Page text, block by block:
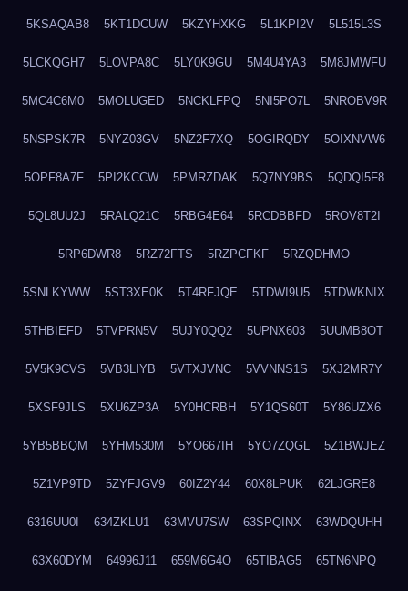
5KSAQAB8 5KT1DCUW 5KZYHXKG 5L1KPI2V 5L515L3S
5LCKQGH7 5LOVPA8C 5LY0K9GU 5M4U4YA3 5M8JMWFU
5MC4C6M0 5MOLUGED 5NCKLFPQ 5NI5PO7L 5NROBV9R
5NSPSK7R 5NYZ03GV 5NZ2F7XQ 5OGIRQDY 5OIXNVW6
5OPF8A7F 5PI2KCCW 5PMRZDAK 5Q7NY9BS 5QDQI5F8
5QL8UU2J 5RALQ21C 5RBG4E64 5RCDBBFD 5ROV8T2I
5RP6DWR8 5RZ72FTS 5RZPCFKF 5RZQDHMO
5SNLKYWW 5ST3XE0K 5T4RFJQE 5TDWI9U5 5TDWKNIX
5THBIEFD 5TVPRN5V 5UJY0QQ2 5UPNX603 5UUMB8OT
5V5K9CVS 5VB3LIYB 5VTXJVNC 5VVNNS1S 5XJ2MR7Y
5XSF9JLS 5XU6ZP3A 5Y0HCRBH 5Y1QS60T 5Y86UZX6
5YB5BBQM 5YHM530M 5YO667IH 5YO7ZQGL 5Z1BWJEZ
5Z1VP9TD 5ZYFJGV9 60IZ2Y44 60X8LPUK 62LJGRE8
6316UU0I 634ZKLU1 63MVU7SW 63SPQINX 63WDQUHH
63X60DYM 64996J11 659M6G4O 65TIBAG5 65TN6NPQ